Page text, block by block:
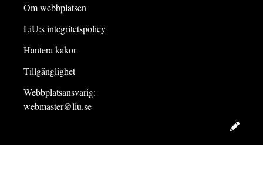
Om webbplatsen
LiU:s integritetspolicy
Hantera kakor
Tillgänglighet
Webbplatsansvarig:
webmaster@liu.se